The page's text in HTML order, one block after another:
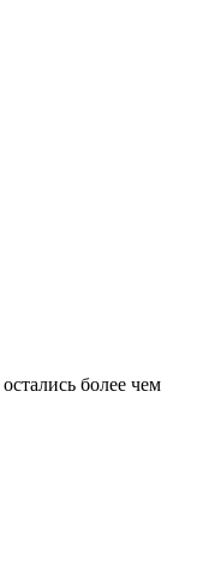
более чем